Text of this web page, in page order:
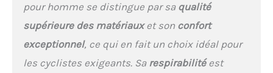
pour homme se distingue par sa qualité
supérieure des matériauxet son confort
exceptionnel, ce qui en fait un choix idéal pour
les cyclistes exigeants. Sa respirabilitéest